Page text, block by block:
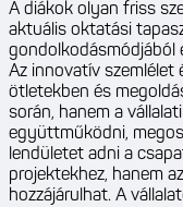
A diákok olyan friss
aktuális oktatási
gondolkodásmódjából
Az innovatív szemlélet
ötletekben és
során, hanem a
együttműködni,
lendületet adni a
projektekhez, hanem
hozzájárulhat. A